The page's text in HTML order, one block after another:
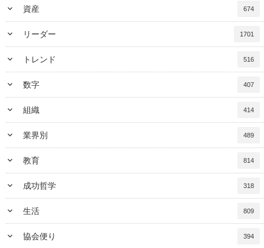
keyboard_arrow_down 資産 674
keyboard_arrow_down リーダー 1701
keyboard_arrow_down トレンド 516
keyboard_arrow_down 数字 407
keyboard_arrow_down 組織 414
keyboard_arrow_down 業界別 489
keyboard_arrow_down 教育 814
keyboard_arrow_down 成功哲学 318
keyboard_arrow_down 生活 809
keyboard_arrow_down 協会便り 394